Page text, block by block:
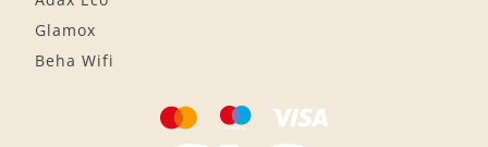
Glamox
Beha Wifi